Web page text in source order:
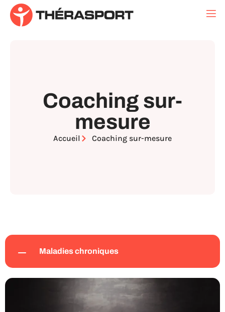
Coaching sur-
mesure
Accueil Coaching sur-mesure
Maladies chroniques